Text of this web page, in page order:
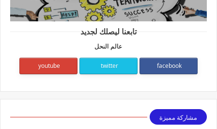
تابعنا ليصلك لجديد
عالم النحل
facebook
twitter
youtube
مشاركة مميزة